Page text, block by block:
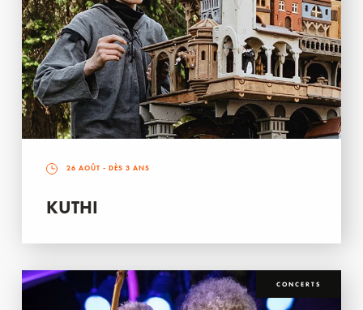
26 AOÛT - DÈS 3 ANS
KUTHI
CONCERTS